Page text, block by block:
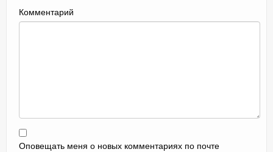
Комментарий
Оповещать меня о новых комментариях по почте